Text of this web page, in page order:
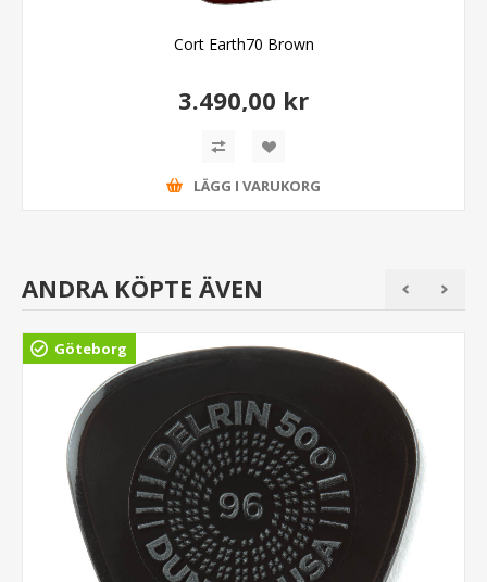
Cort Earth70 Brown
3.490,00 kr
LÄGG I VARUKORG
ANDRA KÖPTE ÄVEN
Göteborg